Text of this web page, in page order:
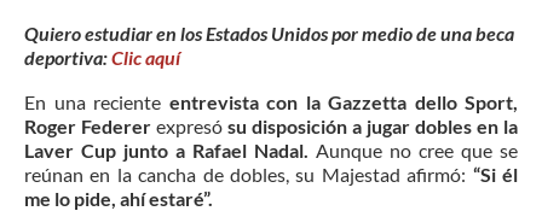
Quiero estudiar en los Estados Unidos por medio de una beca
deportiva:Clic aquí
En una reciente entrevista con la Gazzetta dello Sport,
Roger Federer expresó su disposición a jugar dobles en la
Laver Cup junto a Rafael Nadal. Aunque no cree que se
reúnan en la cancha de dobles, su Majestad afirmó: “Si él
me lo pide, ahí estaré”.